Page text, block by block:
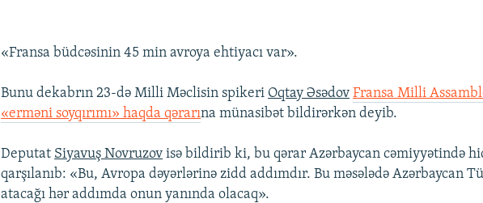
«Fransa büdcəsinin 45 min avroya ehtiyacı var».
Bunu dekabrın 23-də Milli Məclisin spikeri Oqtay Əsədov Fransa Milli
«erməni soyqırımı» haqda qərarına münasibət bildirərkən deyib.
Deputat Siyavuş Novruzov isə bildirib ki, bu qərar Azərbaycan cəmiyyətində
qarşılanıb: «Bu, Avropa dəyərlərinə zidd addımdır. Bu məsələdə Azərbaycan
atacağı hər addımda onun yanında olacaq».